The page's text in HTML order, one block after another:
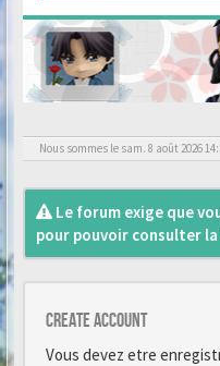
Nous sommes le sam. 8 août 2026
Le forum exige que
pour pouvoir consulter la
Create account
Vous devez etre